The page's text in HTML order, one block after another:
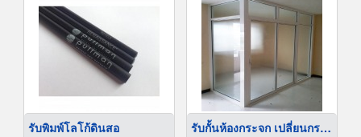
รับพิมพ์โลโก้ดินสอ รับกั้นห้องกระจก เปลี่ยนกระจกแตก กรุงเทพ